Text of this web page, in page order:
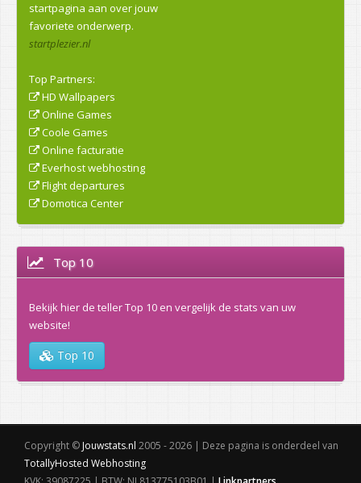
startpagina aan over jouw
favoriete onderwerp.
startplezier.nl
Top Partners:
HD Wallpapers
Online Games
Coole Games
Online facturatie
Everhost webhosting
Flight departures
Domotica Center
Top 10
Bekijk hier de teller Top 10 en vergelijk de stats van uw
website!
Top 10
Copyright © Jouwstats.nl 2005 - 2026 | Deze pagina is onderdeel van
TotallyHosted Webhosting